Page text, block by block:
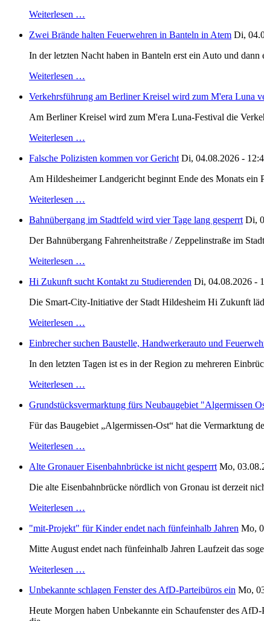
Weiterlesen …
Zwei Brände halten Feuerwehren in Banteln in Atem Di,
In der letzten Nacht haben in Banteln erst ein Auto und
Weiterlesen …
Verkehrsführung am Berliner Kreisel wird zum M'era Luna
Am Berliner Kreisel wird zum M'era Luna-Festival die
Weiterlesen …
Falsche Polizisten kommen vor Gericht Di, 04.08.2026 -
Am Hildesheimer Landgericht beginnt Ende des Monats ein
Weiterlesen …
Bahnübergang im Stadtfeld wird vier Tage lang gesperrt Di,
Der Bahnübergang Fahrenheitstraße / Zeppelinstraße im
Weiterlesen …
Hi Zukunft sucht Kontakt zu Studierenden Di, 04.08.2026 -
Die Smart-City-Initiative der Stadt Hildesheim Hi Zukunft
Weiterlesen …
Einbrecher suchen Baustelle, Handwerkerauto und
In den letzten Tagen ist es in der Region zu mehreren
Weiterlesen …
Grundstücksvermarktung fürs Neubaugebiet "Algermissen
Für das Baugebiet „Algermissen-Ost“ hat die Vermarktung
Weiterlesen …
Alte Gronauer Eisenbahnbrücke ist nicht gesperrt Mo,
Die alte Eisenbahnbrücke nördlich von Gronau ist derzeit
Weiterlesen …
"mit-Projekt" für Kinder endet nach fünfeinhalb Jahren Mo,
Mitte August endet nach fünfeinhalb Jahren Laufzeit das
Weiterlesen …
Unbekannte schlagen Fenster des AfD-Parteibüros ein Mo,
Heute Morgen haben Unbekannte ein Schaufenster des